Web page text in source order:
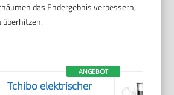
das Endergebnis verbessern,
überhitzen.
ANGEBOT
Tchibo elektrischer